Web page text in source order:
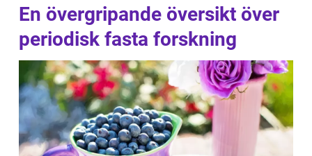
En övergripande översikt över
periodisk fasta forskning